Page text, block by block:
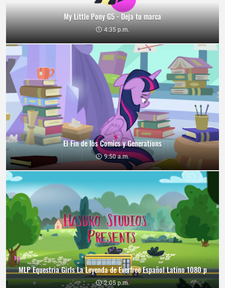
My Little Pony G5 - Deja tu marca
4:35 p.m.
El Fin de los Comics y Generations
9:50 a.m.
MLP Equestria Girls La Leyenda de Everfree Español Latino 1080 p
2:05 p.m.